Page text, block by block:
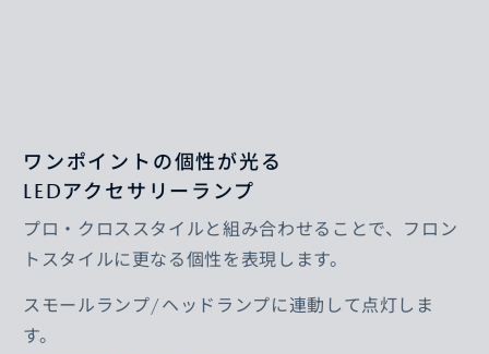
ワンポイントの個性が光る
LEDアクセサリーランプ
プロ・クロススタイルと組み合わせることで、フロン
トスタイルに更なる個性を表現します。
スモールランプ/ヘッドランプに連動して点灯しま
す。